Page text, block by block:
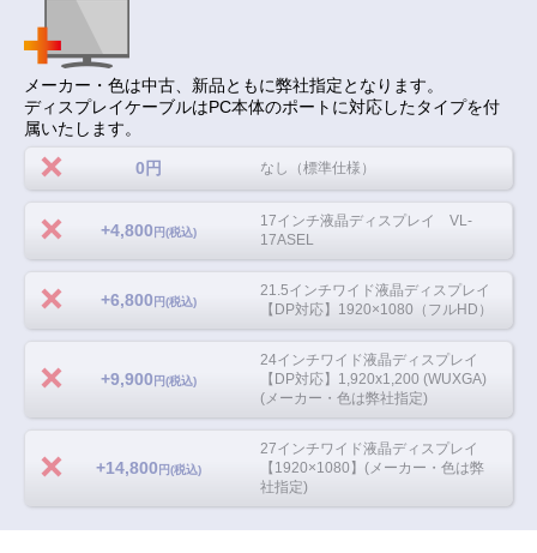
メーカー・色は中古、新品ともに弊社指定となります。
ディスプレイケーブルはPC本体のポートに対応したタイプを付
属いたします。
0円 なし（標準仕様）
+4,800 円(税込)
17インチ液晶ディスプレイ VL-
17ASEL
+6,800 円(税込)
21.5インチワイド液晶ディスプレイ
【DP対応】1920×1080（フルHD）
+9,900 円(税込)
24インチワイド液晶ディスプレイ
【DP対応】1,920x1,200 (WUXGA)
(メーカー・色は弊社指定)
+14,800 円(税込)
27インチワイド液晶ディスプレイ
【1920×1080】(メーカー・色は弊
社指定)